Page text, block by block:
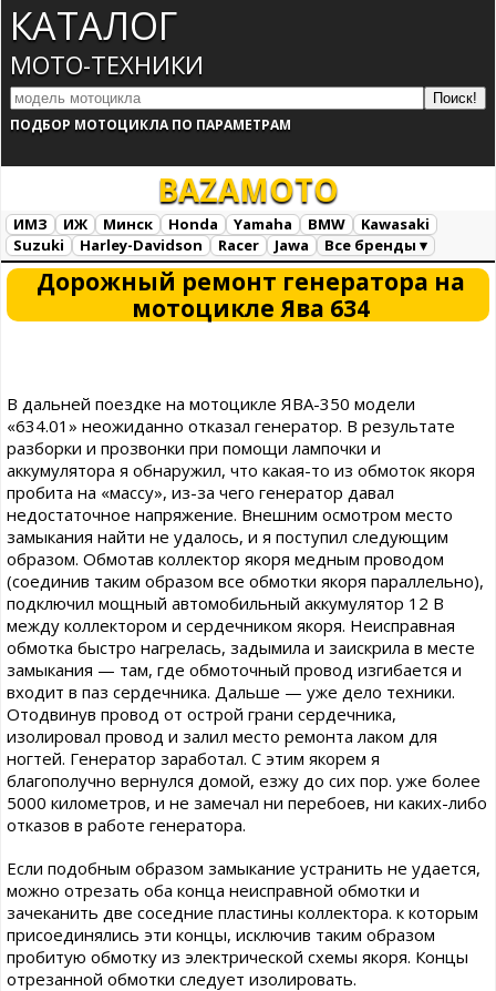
КАТАЛОГ
МОТО-ТЕХНИКИ
ПОДБОР МОТОЦИКЛА ПО ПАРАМЕТРАМ
BAZAMOTO
ИМЗ ИЖ Минск Honda Yamaha BMW
Kawasaki
Suzuki
Harley-Davidson Racer Jawa
Все бренды ▾
Все марки
Загрузка...
Дорожный ремонт генератора на
мотоцикле Ява 634
В дальней поездке на мотоцикле ЯВА-350 модели
«634.01» неожиданно отказал генератор. В результате
разборки и прозвонки при помощи лампочки и
аккумулятора я обнаружил, что какая-то из обмоток якоря
пробита на «массу», из-за чего генератор давал
недостаточное напряжение. Внешним осмотром место
замыкания найти не удалось, и я поступил следующим
образом. Обмотав коллектор якоря медным проводом
(соединив таким образом все обмотки якоря параллельно),
подключил мощный автомобильный аккумулятор 12 В
между коллектором и сердечником якоря. Неисправная
обмотка быстро нагрелась, задымила и заискрила в месте
замыкания — там, где обмоточный провод изгибается и
входит в паз сердечника. Дальше — уже дело техники.
Отодвинув провод от острой грани сердечника,
изолировал провод и залил место ремонта лаком для
ногтей. Генератор заработал. С этим якорем я
благополучно вернулся домой, езжу до сих пор. уже более
5000 километров, и не замечал ни перебоев, ни каких-либо
отказов в работе генератора.
Если подобным образом замыкание устранить не удается,
можно отрезать оба конца неисправной обмотки и
зачеканить две соседние пластины коллектора. к которым
присоединялись эти концы, исключив таким образом
пробитую обмотку из электрической схемы якоря. Концы
отрезанной обмотки следует изолировать.